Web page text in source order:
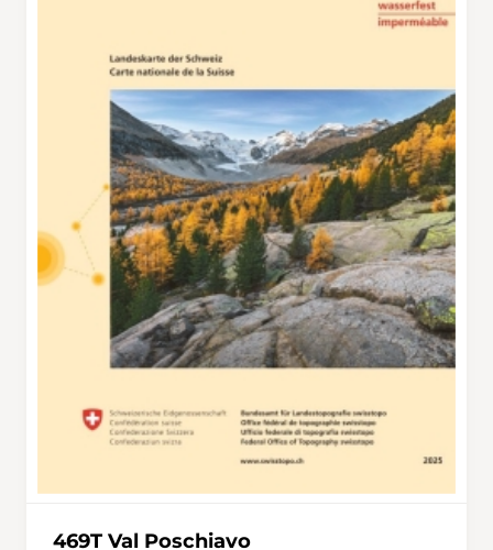
wo aussichtsreich die Segantinihütte steht. Ein
Wanderzeit um zirka eine Stunde. Nach der
Überquerung des Ova da Muragl fordert der
letzte Aufstieg über die Alp Muragl nach
Muottas Muragl noch die Kräfte. Vom
Bergrestaurant Muottas Muragl aus geniesst
man einen unvergleichlichen Ausblick auf die
Oberengadiner Seen, bevor es mit der
Standseilbahn zurück ins Tal geht.
469T Val Poschiavo